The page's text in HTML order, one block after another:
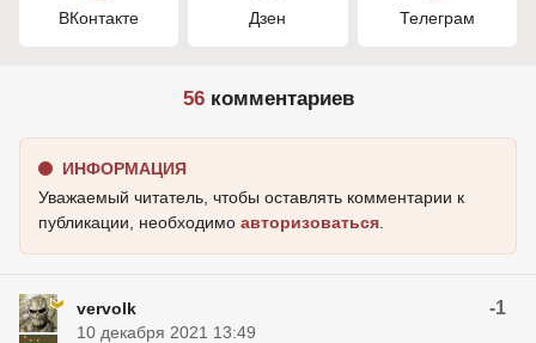
ВКонтакте Дзен Телеграм
56комментариев
ИНФОРМАЦИЯ
Уважаемый читатель, чтобы оставлять комментарии к
публикации, необходимо авторизоваться
vervolk -1
10 декабря 2021 13:49